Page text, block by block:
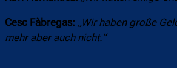
Cesc Fàbregas: „Wir haben große
mehr aber auch nicht.“